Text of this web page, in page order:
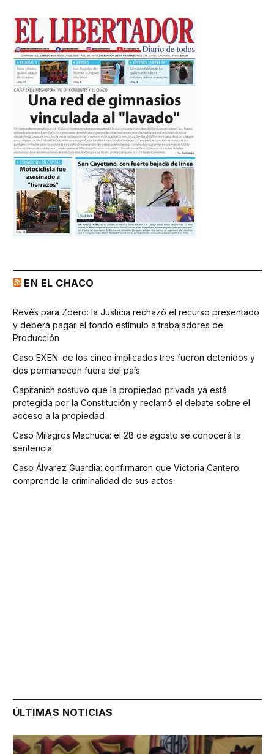
EN EL CHACO
Revés para Zdero: la Justicia rechazó el recurso presentado
y deberá pagar el fondo estímulo a trabajadores de
Producción
Caso EXEN: de los cinco implicados tres fueron detenidos y
dos permanecen fuera del país
Capitanich sostuvo que la propiedad privada ya está
protegida por la Constitución y reclamó el debate sobre el
acceso a la propiedad
Caso Milagros Machuca: el 28 de agosto se conocerá la
sentencia
Caso Álvarez Guardia: confirmaron que Victoria Cantero
comprende la criminalidad de sus actos
ÚLTIMAS NOTICIAS